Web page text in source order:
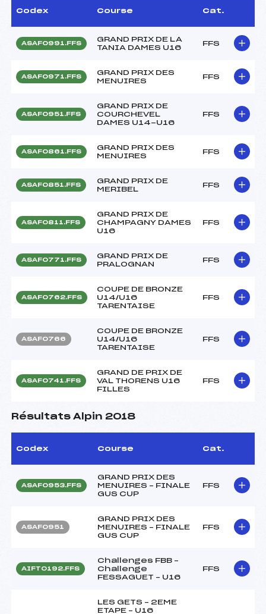
Codex Course Cat.
ASAF0991.FFS
GRAND PRIX DE LA
TANIA DAMES U16
FFS
ASAF0971.FFS
GRAND PRIX DES
MENUIRES
FFS
ASAF0951.FFS
GRAND PRIX DE
COURCHEVEL
DAMES U14-U16
FFS
ASAF0861.FFS
GRAND PRIX DES
MENUIRES
FFS
ASAF0851.FFS
GRAND PRIX DE
MERIBEL
FFS
ASAF0811.FFS
GRAND PRIX DE
CHAMPAGNY DAMES
U16
FFS
ASAF0771.FFS
GRAND PRIX DE
PRALOGNAN
FFS
ASAF0762.FFS
COUPE DE BRONZE
U14/U16
TARENTAISE
FFS
ASAF0766
COUPE DE BRONZE
U14/U16
TARENTAISE
FFS
ASAF0741.FFS
GRAND DE PRIX DE
VAL THORENS U16
FILLES
FFS
Résultats Alpin 2018
Codex Course Cat.
ASAF0953.FFS
GRAND PRIX DES
MENUIRES – FINALE
GUS CUP
FFS
ASAF0951
GRAND PRIX DES
MENUIRES – FINALE
GUS CUP
FFS
AIFT0192.FFS
Challenges FBB –
Challenge
FESSAGUET – U16
FFS
LES GETS – 2EME
ETAPE – U16